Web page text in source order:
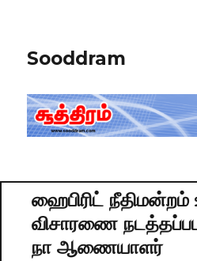
Sooddram
ஹைபிரிட்
விசாரணை
நா ஆணையாளர்